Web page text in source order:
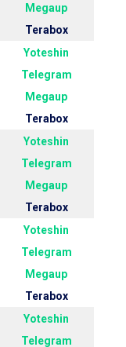
Megaup
Terabox
Yoteshin
Telegram
Megaup
Terabox
Yoteshin
Telegram
Megaup
Terabox
Yoteshin
Telegram
Megaup
Terabox
Yoteshin
Telegram